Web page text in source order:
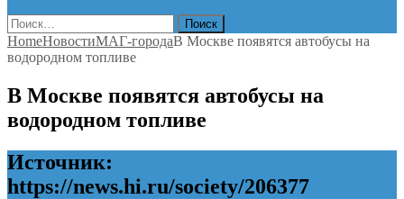
Найти:
HomeНовостиМАГ-городаВ Москве появятся автобусы на
водородном топливе
В Москве появятся автобусы на
водородном топливе
Источник:
https://news.hi.ru/society/206377